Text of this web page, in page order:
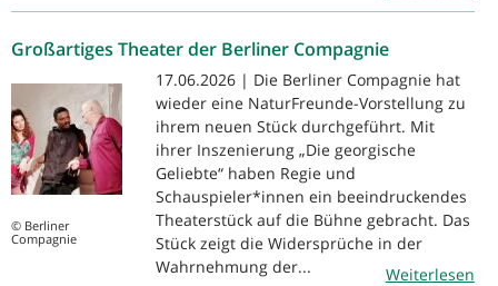
Großartiges Theater der Berliner Compagnie
© Berliner
Compagnie
17.06.2026 | Die Berliner Compagnie hat
wieder eine NaturFreunde-Vorstellung zu
ihrem neuen Stück durchgeführt. Mit
ihrer Inszenierung „Die georgische
Geliebte“ haben Regie und
Schauspieler*innen ein beeindruckendes
Theaterstück auf die Bühne gebracht. Das
Stück zeigt die Widersprüche in der
Wahrnehmung der...
Weiterlesen